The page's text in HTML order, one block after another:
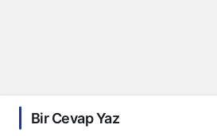
Bir Cevap Yaz